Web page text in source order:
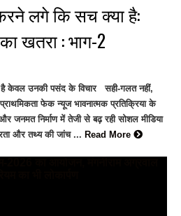
लगे कि सच क्या है:
खतरा : भाग-2
है केवल उनकी पसंद के विचार सही-गलत नहीं,
फेक न्यूज भावनात्मक प्रतिक्रिया के
जनमत निर्माण में तेजी से बढ़ रही सोशल मीडिया
और तथ्य की जांच ... Read More